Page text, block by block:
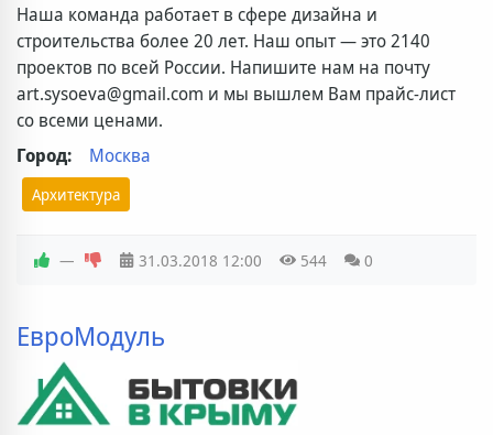
Наша команда работает в сфере дизайна и
строительства более 20 лет. Наш опыт — это 2140
проектов по всей России. Напишите нам на почту
art.sysoeva@gmail.com и мы вышлем Вам прайс-лист
со всеми ценами.
Город:
Москва
Архитектура
— 31.03.2018 12:00 544 0
ЕвроМодуль